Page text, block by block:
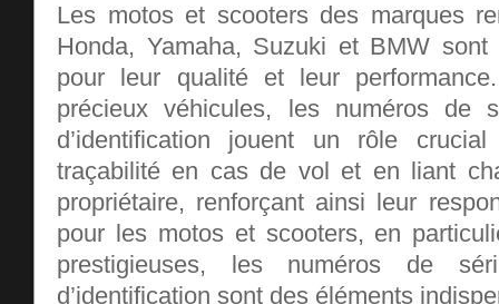
Les motos et scooters des marques
Honda, Yamaha, Suzuki et BMW sont
pour leur qualité et leur
précieux véhicules, les numéros de
d’identification jouent un rôle
traçabilité en cas de vol et en liant
propriétaire, renforçant ainsi leur
pour les motos et scooters, en
prestigieuses, les numéros de
d’identification sont des éléments